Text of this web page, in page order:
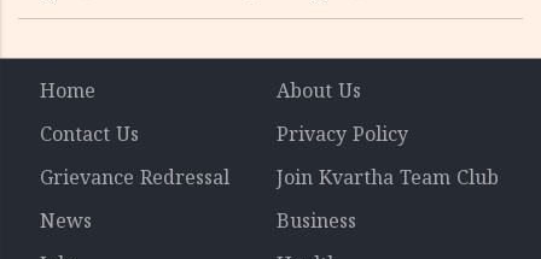
Home
About Us
Contact Us
Privacy Policy
Grievance Redressal
Join Kvartha Team Club
News
Business